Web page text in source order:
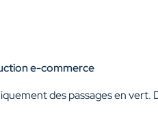
e-commerce
des passages en vert.